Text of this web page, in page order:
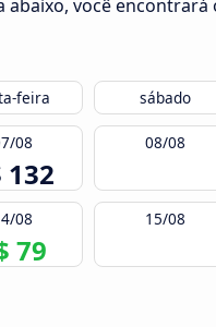
abaixo, você encontrará
feira sábado
08
132
08/08
08
79
15/08